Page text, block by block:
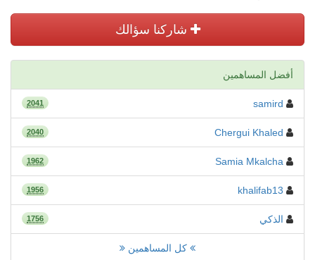
شاركنا سؤالك
أفضل المساهمين
samird
2041
Chergui Khaled
2040
Samia Mkalcha
1962
khalifab13
1956
الذكي 1756
كل المساهمين